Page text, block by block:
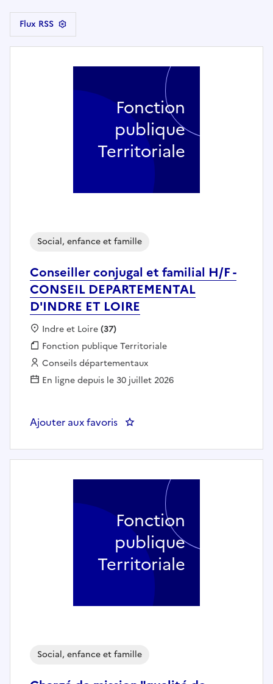
Flux RSS
Conseiller conjugal et familial H/F -
CONSEIL DEPARTEMENTAL
D'INDRE ET LOIRE
Social, enfance et famille
Localisation :
Indre et Loire(37)
Fonction publique :
Fonction publique Territoriale
Employeur :
Conseils départementaux
En ligne depuis le 30 juillet 2026
Ajouter aux favoris : Conseiller conjugal et familial
Fonction
publique
Territoriale
Social, enfance et famille
Fonction
publique
Territoriale